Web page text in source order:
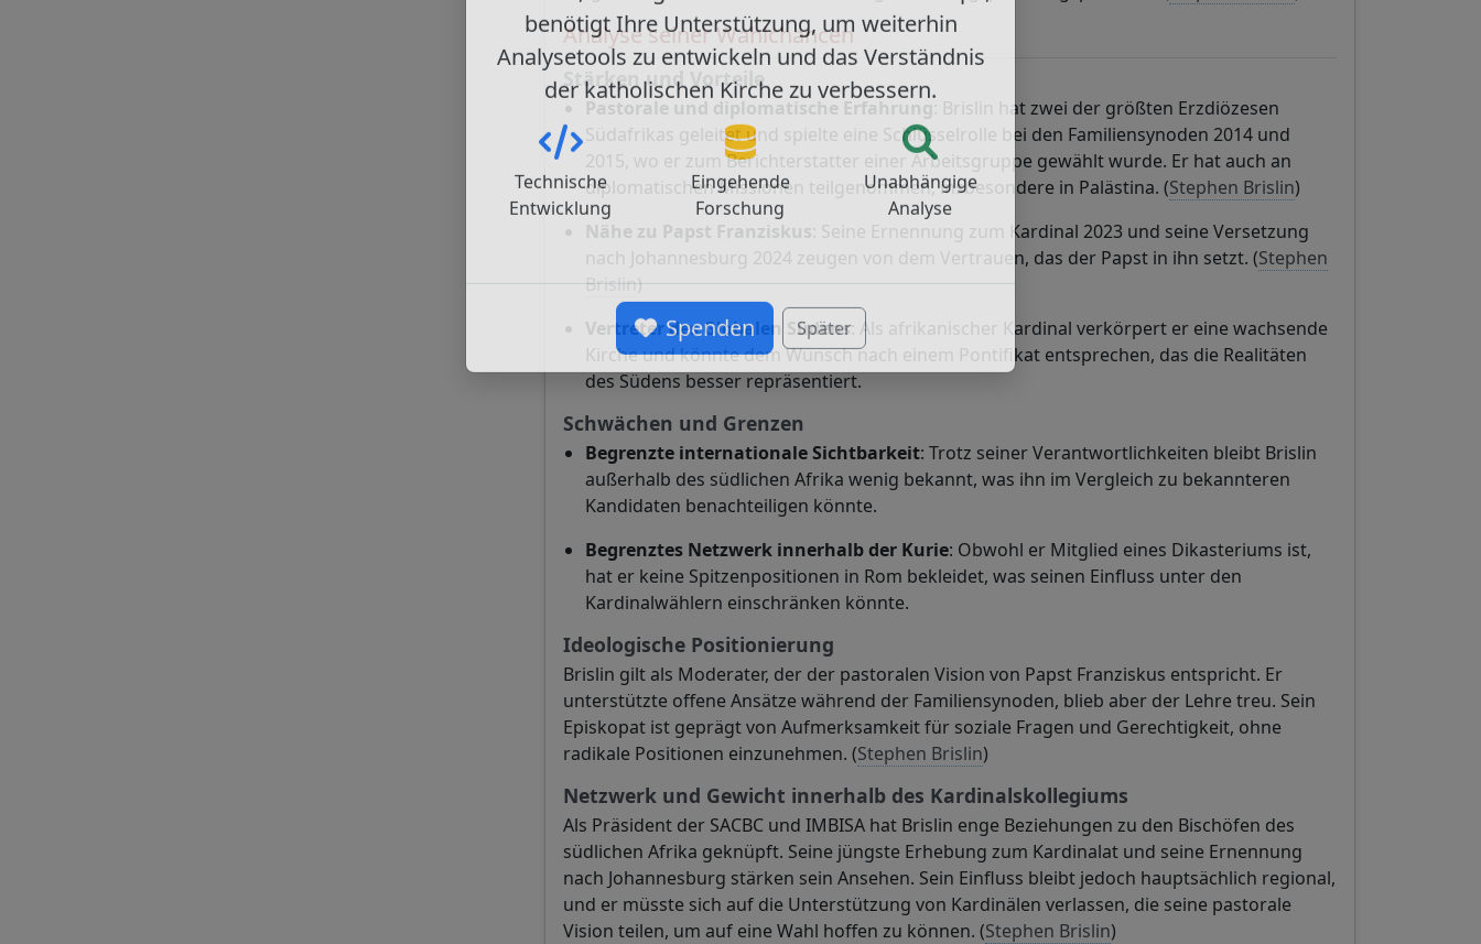
Analyse seiner Wahlchancen
Stärken und Vorteile
Pastorale und diplomatische Erfahrung: Brislin hat zwei der größten Erzdiözesen
Südafrikas geleitet und spielte eine Schlüsselrolle bei den Familiensynoden 2014 und
2015, wo er zum Berichterstatter einer Arbeitsgruppe gewählt wurde. Er hat auch an
diplomatischen Missionen teilgenommen, insbesondere in Palästina. (Stephen Brislin)
Nähe zu Papst Franziskus: Seine Ernennung zum Kardinal 2023 und seine Versetzung
nach Johannesburg 2024 zeugen von dem Vertrauen, das der Papst in ihn setzt. (Stephen
Brislin)
Vertreter des Globalen Südens: Als afrikanischer Kardinal verkörpert er eine wachsende
Kirche und könnte dem Wunsch nach einem Pontifikat entsprechen, das die Realitäten
des Südens besser repräsentiert.
Schwächen und Grenzen
Begrenzte internationale Sichtbarkeit: Trotz seiner Verantwortlichkeiten bleibt Brislin
außerhalb des südlichen Afrika wenig bekannt, was ihn im Vergleich zu bekannteren
Kandidaten benachteiligen könnte.
Begrenztes Netzwerk innerhalb der Kurie: Obwohl er Mitglied eines Dikasteriums ist,
hat er keine Spitzenpositionen in Rom bekleidet, was seinen Einfluss unter den
Kardinalwählern einschränken könnte.
Ideologische Positionierung
Brislin gilt als Moderater, der der pastoralen Vision von Papst Franziskus entspricht. Er
unterstützte offene Ansätze während der Familiensynoden, blieb aber der Lehre treu. Sein
Episkopat ist geprägt von Aufmerksamkeit für soziale Fragen und Gerechtigkeit, ohne
radikale Positionen einzunehmen. (Stephen Brislin)
Netzwerk und Gewicht innerhalb des Kardinalskollegiums
Als Präsident der SACBC und IMBISA hat Brislin enge Beziehungen zu den Bischöfen des
südlichen Afrika geknüpft. Seine jüngste Erhebung zum Kardinalat und seine Ernennung
nach Johannesburg stärken sein Ansehen. Sein Einfluss bleibt jedoch hauptsächlich regional,
und er müsste sich auf die Unterstützung von Kardinälen verlassen, die seine pastorale
Vision teilen, um auf eine Wahl hoffen zu können. (Stephen Brislin)
CatéGPT, die Organisation hinter Conclavoscope,
benötigt Ihre Unterstützung, um weiterhin
Analysetools zu entwickeln und das Verständnis
der katholischen Kirche zu verbessern.
Technische
Entwicklung
Eingehende
Forschung
Unabhängige
Analyse
Spenden Später